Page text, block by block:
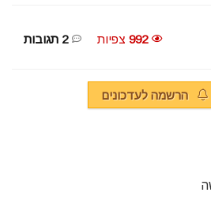
992 צפיות 2 תגובות
הרשמה לעדכונים